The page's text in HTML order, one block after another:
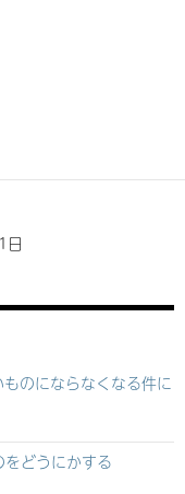
日
のにならなくなる件に
どうにかする